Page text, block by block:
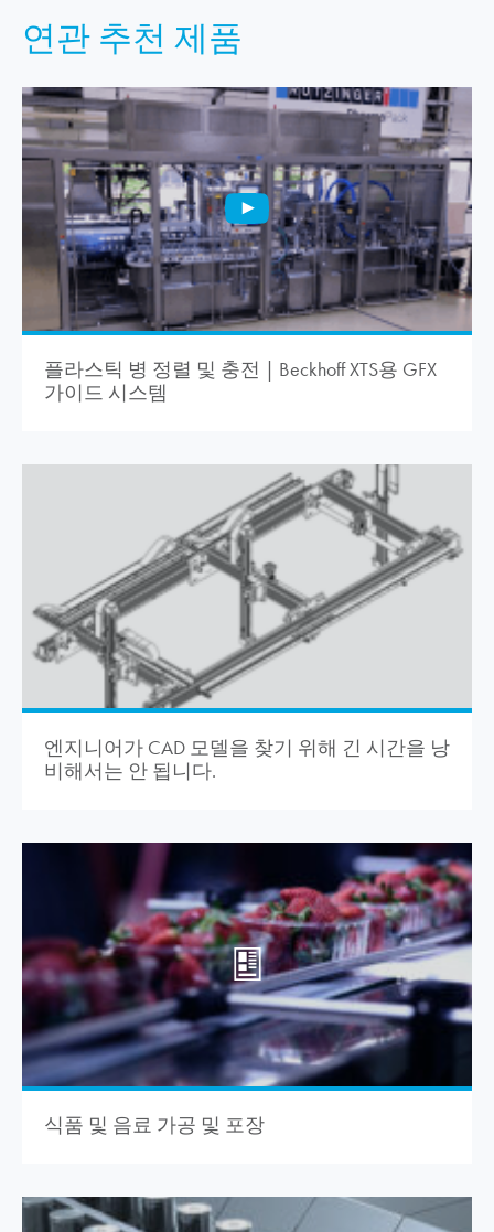
연관 추천 제품
플라스틱 병 정렬 및 충전 | Beckhoff XTS용 GFX
가이드 시스템
엔지니어가 CAD 모델을 찾기 위해 긴 시간을 낭
비해서는 안 됩니다.
식품 및 음료 가공 및 포장